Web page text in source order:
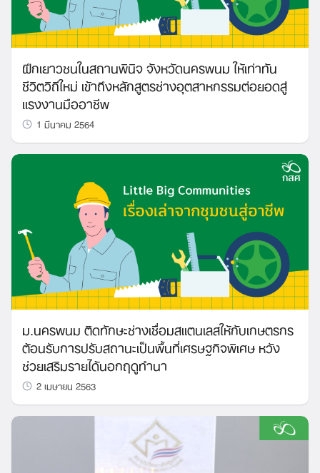
Search
for:
ฝึกเยาวชนในสถานพินิจ จังหวัดนครพนม ให้เท่าทัน
ชีวิตวิถีใหม่ เข้าถึงหลักสูตรช่างอุตสาหกรรมต่อยอดสู่
แรงงานมืออาชีพ
1 มีนาคม 2564
ม.นครพนม ติดทักษะช่างเชื่อมสแตนเลสให้กับเกษตรกร
ต้อนรับการปรับสถานะเป็นพื้นที่เศรษฐกิจพิเศษ หวัง
ช่วยเสริมรายได้นอกฤดูทำนา
2 เมษายน 2563